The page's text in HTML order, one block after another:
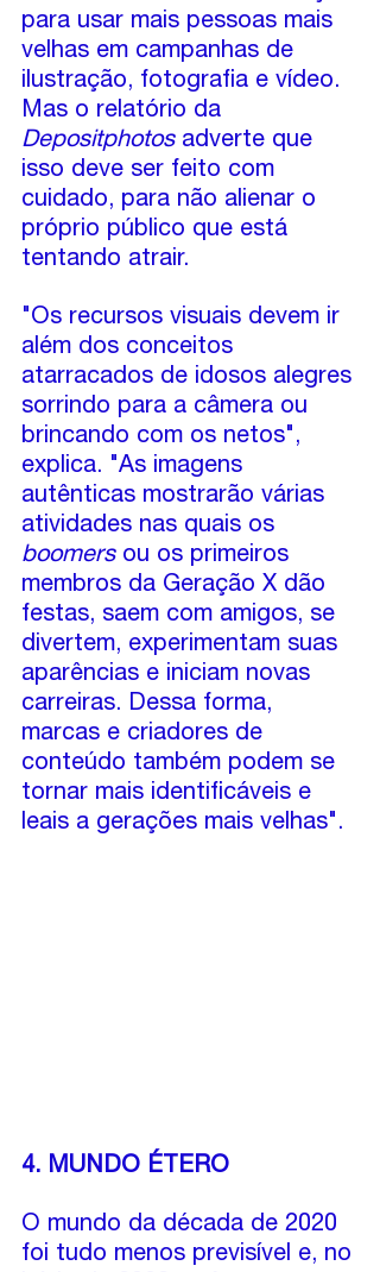
para usar mais pessoas mais
velhas em campanhas de
ilustração, fotografia e vídeo.
Mas o relatório da
Depositphotos adverte que
isso deve ser feito com
cuidado, para não alienar o
próprio público que está
tentando atrair.
"Os recursos visuais devem ir
além dos conceitos
atarracados de idosos alegres
sorrindo para a câmera ou
brincando com os netos",
explica. "As imagens
autênticas mostrarão várias
atividades nas quais os
boomers ou os primeiros
membros da Geração X dão
festas, saem com amigos, se
divertem, experimentam suas
aparências e iniciam novas
carreiras. Dessa forma,
marcas e criadores de
conteúdo também podem se
tornar mais identificáveis ​​e
leais a gerações mais velhas".
4. MUNDO ÉTERO
O mundo da década de 2020
foi tudo menos previsível e, no